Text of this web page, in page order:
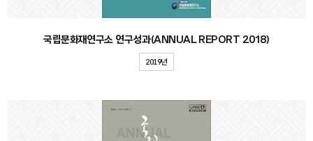
국립문화재연구소 연구성과(ANNUAL REPORT 2018)
2019년